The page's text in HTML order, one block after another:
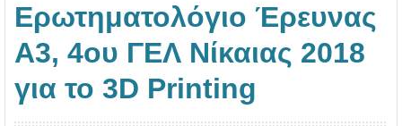
Ι
Α
τ
μ
α
Τ
Μ
Α
Τ
Μ
Α
有
回
答
Ερωτηματολόγιο Έρευνας
Α3, 4ου ΓΕΛ Νίκαιας 2018
για το 3D Printing